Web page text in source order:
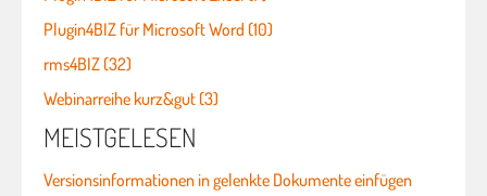
Plugin4BIZ für Microsoft Word (10)
rms4BIZ (32)
Webinarreihe kurz&gut (3)
MEISTGELESEN
Versionsinformationen in gelenkte Dokumente einfügen